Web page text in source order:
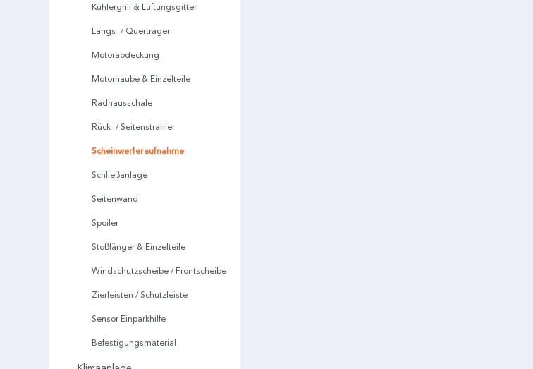
Kühlergrill & Lüftungsgitter
Längs- / Querträger
Motorabdeckung
Motorhaube & Einzelteile
Radhausschale
Rück- / Seitenstrahler
Scheinwerferaufnahme
Schließanlage
Seitenwand
Spoiler
Stoßfänger & Einzelteile
Windschutzscheibe / Frontscheibe
Zierleisten / Schutzleiste
Sensor Einparkhilfe
Befestigungsmaterial